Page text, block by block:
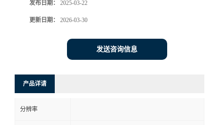
发布日期： 2025-03-22
更新日期： 2026-03-30
发送咨询信息
产品详请
分辨率